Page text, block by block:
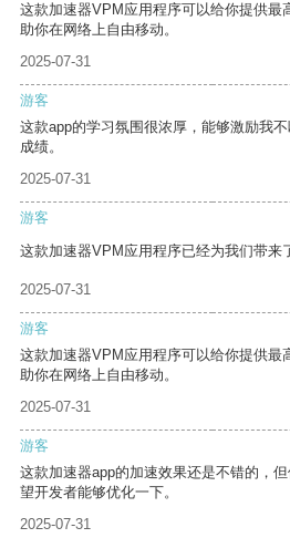
这款加速器VPM应用程序可以给你提供最
助你在网络上自由移动。
2025-07-31
游客
这款app的学习氛围很浓厚，能够激励我
成绩。
2025-07-31
游客
这款加速器VPM应用程序已经为我们带来
2025-07-31
游客
这款加速器VPM应用程序可以给你提供最
助你在网络上自由移动。
2025-07-31
游客
这款加速器app的加速效果还是不错的，
望开发者能够优化一下。
2025-07-31